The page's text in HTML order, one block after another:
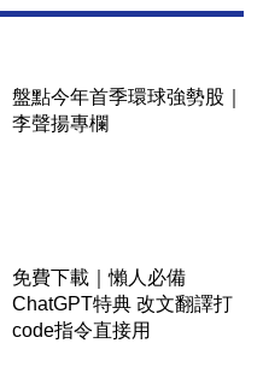
盤點今年首季環球強勢股｜
李聲揚專欄
免費下載｜懶人必備
ChatGPT特典 改文翻譯打
code指令直接用